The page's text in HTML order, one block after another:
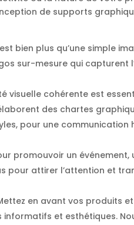
de supports
bien plus qu’une simple
sur-mesure qui capturent
visuelle cohérente est
des chartes
pour une communication
promouvoir un événement,
pour attirer l’attention et
en avant vos produits
et esthétiques.